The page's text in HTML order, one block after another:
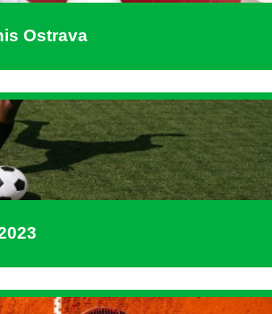
Ostrava